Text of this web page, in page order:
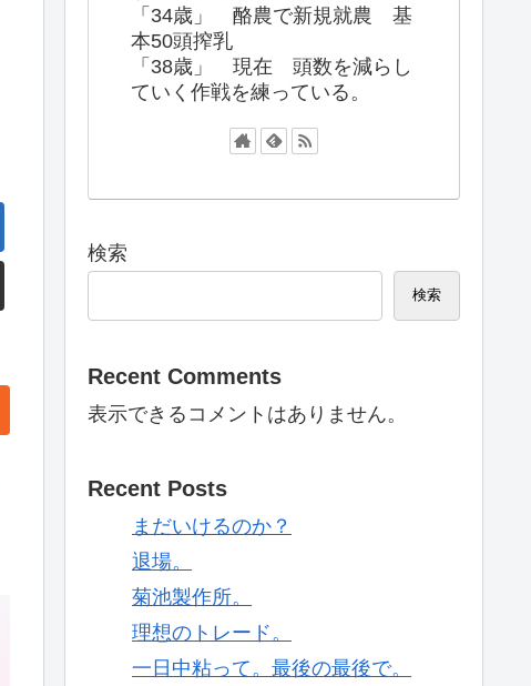
「34歳」 酪農で新規就農 基
本50頭搾乳
「38歳」 現在 頭数を減らし
ていく作戦を練っている。
検索
検索
Recent Comments
表示できるコメントはありません。
Recent Posts
まだいけるのか？
退場。
菊池製作所。
理想のトレード。
一日中粘って。最後の最後で。